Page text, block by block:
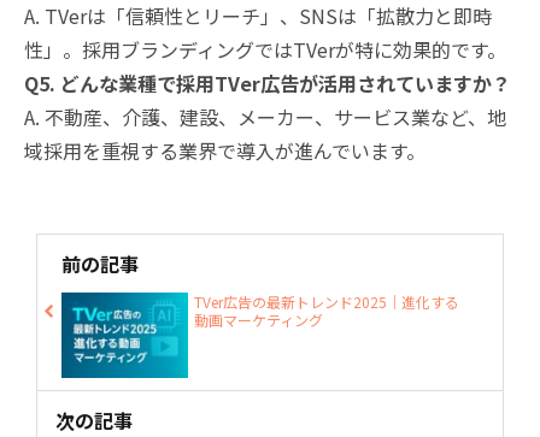
A. TVerは「信頼性とリーチ」、SNSは「拡散力と即時
性」。採用ブランディングではTVerが特に効果的です。
Q5. どんな業種で採用TVer広告が活用されていますか？
A. 不動産、介護、建設、メーカー、サービス業など、地
域採用を重視する業界で導入が進んでいます。
前の記事
TVer広告の最新トレンド2025｜進化する
動画マーケティング
次の記事